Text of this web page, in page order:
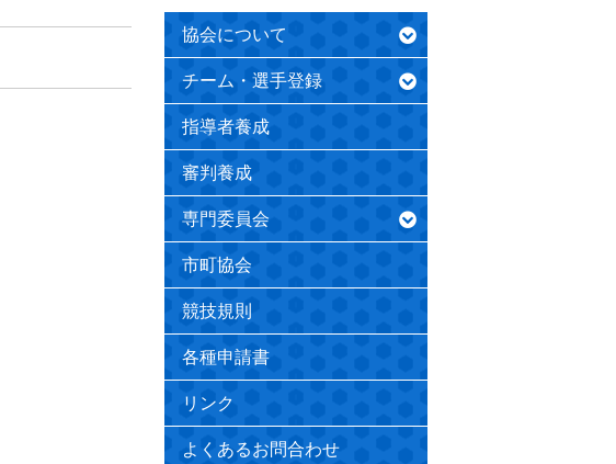
協会について
チーム・選手登録
指導者養成
審判養成
専門委員会
市町協会
競技規則
各種申請書
リンク
よくあるお問合わせ